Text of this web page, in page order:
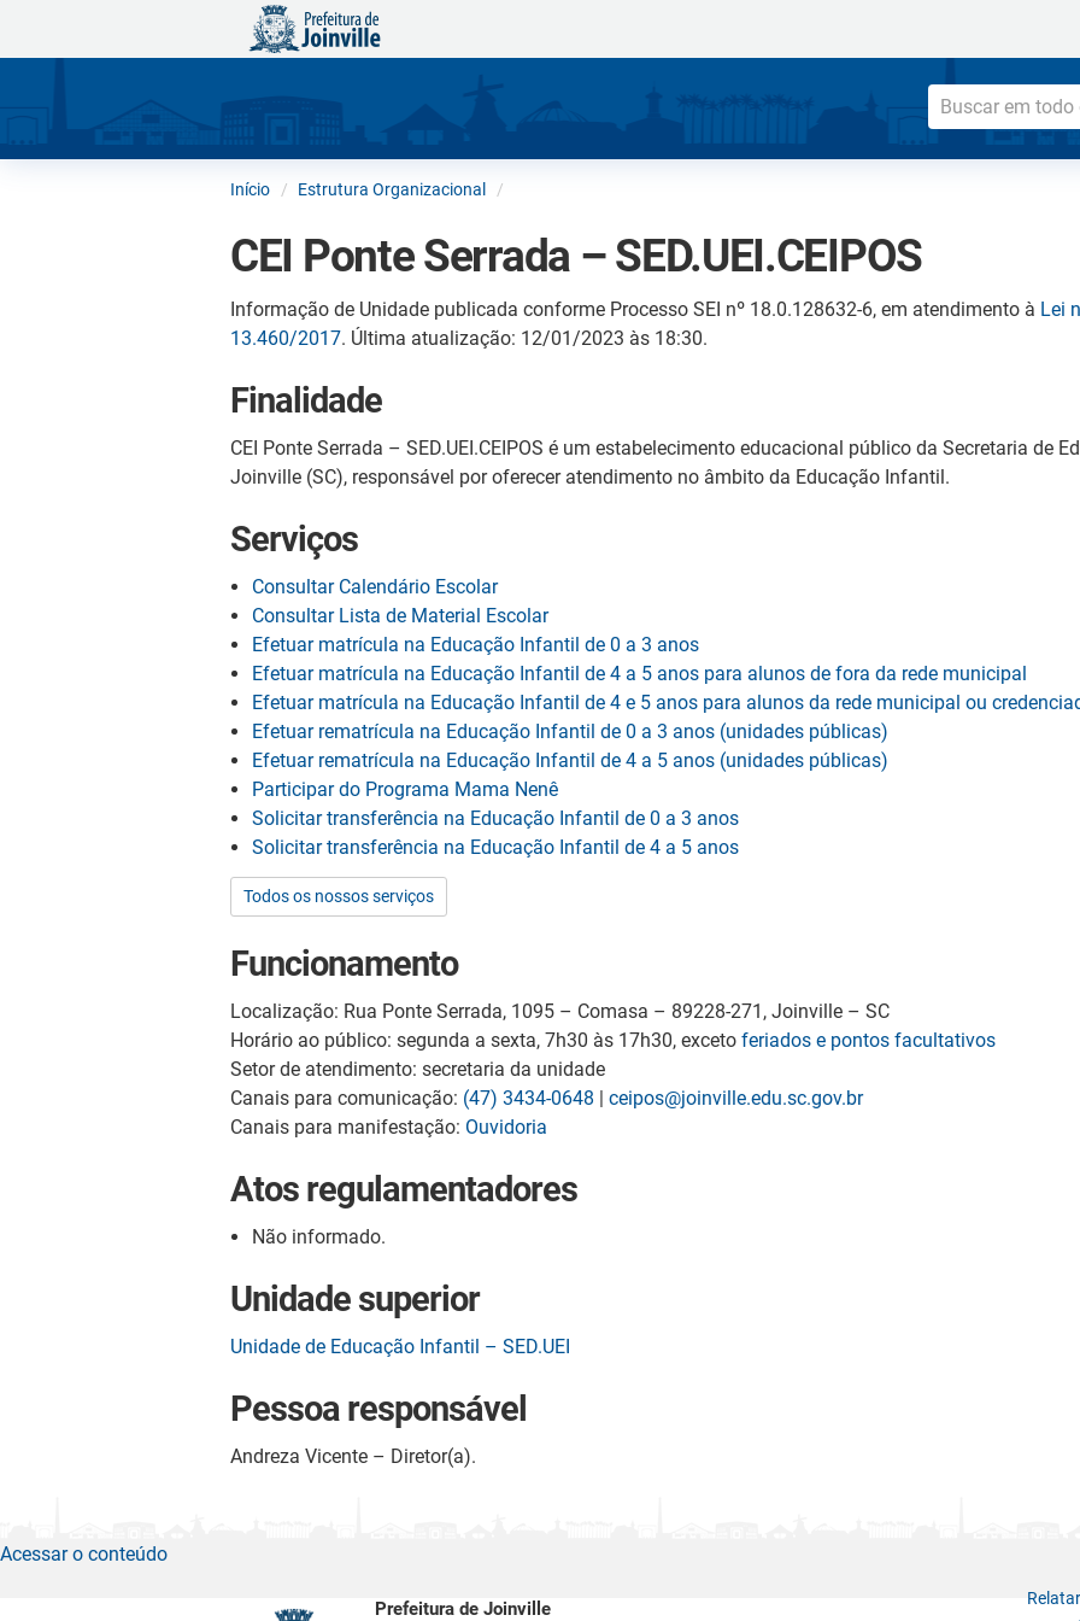
Início Estrutura Organizacional
CEI Ponte Serrada – SED.UEI.CEIPOS
Informação de Unidade publicada conforme Processo SEI nº 18.0.128632-6, em atendimento à Lei
13.460/2017. Última atualização: 12/01/2023 às 18:30.
Finalidade
CEI Ponte Serrada – SED.UEI.CEIPOS é um estabelecimento educacional público da Secretaria de
Joinville (SC), responsável por oferecer atendimento no âmbito da Educação Infantil.
Serviços
Consultar Calendário Escolar
Consultar Lista de Material Escolar
Efetuar matrícula na Educação Infantil de 0 a 3 anos
Efetuar matrícula na Educação Infantil de 4 a 5 anos para alunos de fora da rede municipal
Efetuar matrícula na Educação Infantil de 4 e 5 anos para alunos da rede municipal ou
Efetuar rematrícula na Educação Infantil de 0 a 3 anos (unidades públicas)
Efetuar rematrícula na Educação Infantil de 4 a 5 anos (unidades públicas)
Participar do Programa Mama Nenê
Solicitar transferência na Educação Infantil de 0 a 3 anos
Solicitar transferência na Educação Infantil de 4 a 5 anos
Todos os nossos serviços
Funcionamento
Localização: Rua Ponte Serrada, 1095 – Comasa – 89228-271, Joinville – SC
Horário ao público: segunda a sexta, 7h30 às 17h30, exceto feriados e pontos facultativos
Setor de atendimento: secretaria da unidade
Canais para comunicação: (47) 3434-0648 | ceipos@joinville.edu.sc.gov.br
Canais para manifestação: Ouvidoria
Atos regulamentadores
Não informado.
Unidade superior
Unidade de Educação Infantil – SED.UEI
Pessoa responsável
Andreza Vicente – Diretor(a).
Prefeitura de Joinville
Acessar o conteúdo